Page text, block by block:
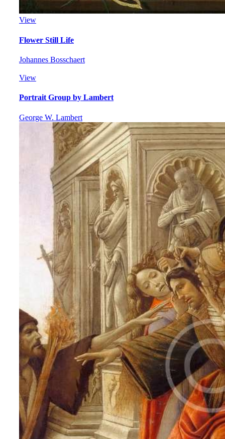
View
Flower Still Life
Johannes Bosschaert
View
Portrait Group by Lambert
George W. Lambert